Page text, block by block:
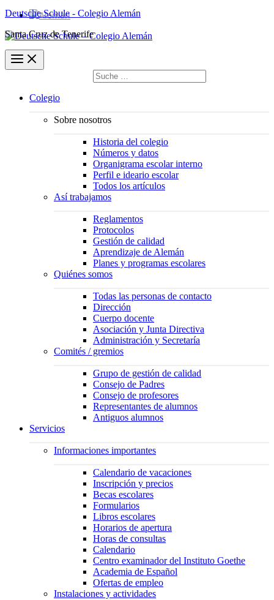
Deutsche Schule - Colegio Alemán
Santa Cruz de Tenerife
Buscar
por:
Colegio
Sobre nosotros
Historia del colegio
Números y datos
Organigrama escolar interno
Perfil e ideario escolar
Todos los artículos
Así trabajamos
Reglamentos
Protocolos
Gestión de calidad
Aprendizaje de Alemán
Planes y programas escolares
Quiénes somos
Todas las personas de contacto
Dirección
Cuerpo docente
Asociación y Junta Directiva
Administración y Secretaría
Comités / gremios
Grupo de gestión de calidad
Consejo de Padres
Consejo de profesores
Representantes de alumnos
Antiguos alumnos
Servicios
Informaciones importantes
Calendario de vacaciones
Inscripción y precios
Becas escolares
Formularios
Libros escolares
Horarios de apertura
Horas de consultas
Calendario
Centro examinador del Instituto Goethe
Academia de Español
Ofertas de empleo
Instalaciones y actividades